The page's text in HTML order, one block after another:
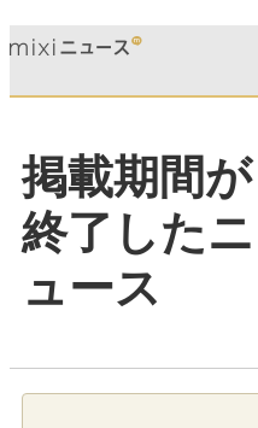
掲載期間が
終了したニ
ュース